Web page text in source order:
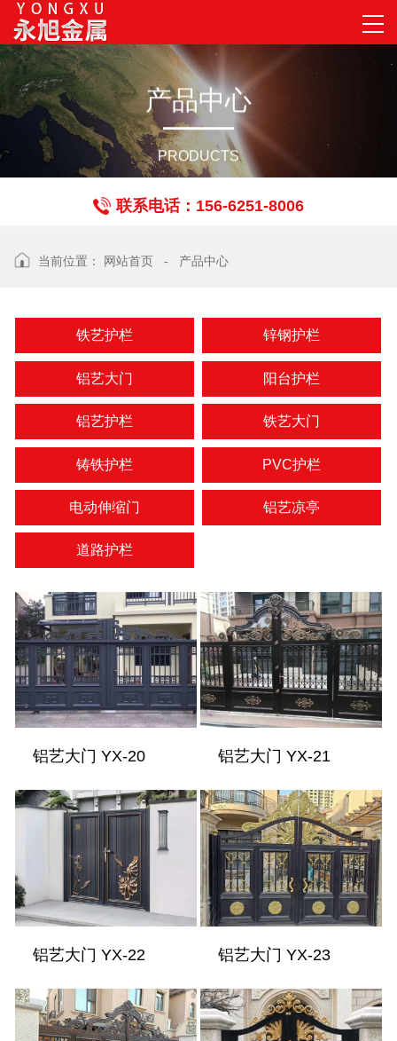
产品中心
PRODUCTS
联系电话：156-6251-8006
当前位置： 网站首页 - 产品中心
铁艺护栏 锌钢护栏
铝艺大门 阳台护栏
铝艺护栏 铁艺大门
铸铁护栏 PVC护栏
电动伸缩门 铝艺凉亭
道路护栏
铝艺大门 YX-20 铝艺大门 YX-21
铝艺大门 YX-22 铝艺大门 YX-23